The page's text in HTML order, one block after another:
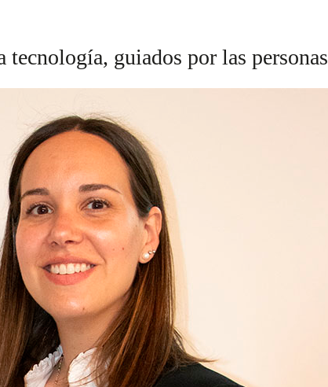
guiados por las personas